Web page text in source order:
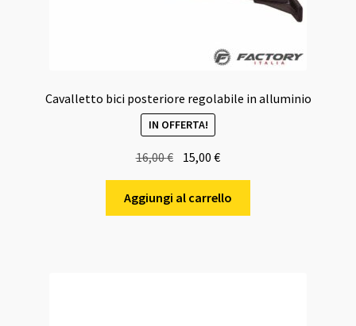
Cavalletto bici posteriore regolabile in alluminio
IN OFFERTA!
16,00€
prezzo
originale
era:
15,00€Il
prezzo
attuale
è:
Aggiungi al carrello